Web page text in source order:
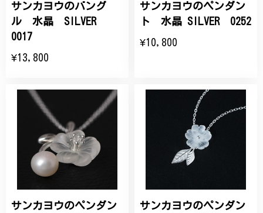
サンカヨウのバング
ル 水晶 SILVER
0017
¥13,800
サンカヨウのペンダン
ト 水晶 SILVER 0252
¥10,800
サンカヨウのペンダン
サンカヨウのペンダン